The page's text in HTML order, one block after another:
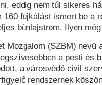
eddig nem túl sikeres
fújkálást ismert be a
bűnlajstrom. Ilyen
Mozgalom (SZBM) nevű
a pesti és
a városvédő civil
rendszernek